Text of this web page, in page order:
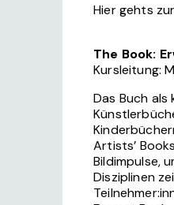
Hier gehts zur
The Book:
Kursleitung:
Das Buch
Artists’
Bildimpulse,
Disziplinen